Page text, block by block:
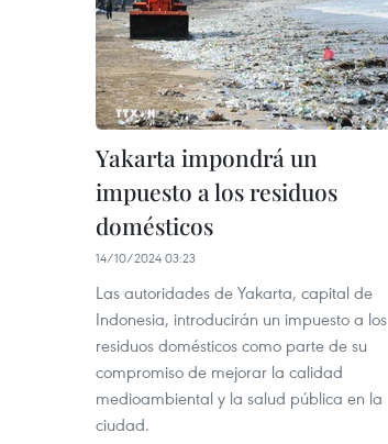
Yakarta impondrá un
impuesto a los residuos
domésticos
14/10/2024 03:23
Las autoridades de Yakarta, capital de
Indonesia, introducirán un impuesto a los
residuos domésticos como parte de su
compromiso de mejorar la calidad
medioambiental y la salud pública en la
ciudad.